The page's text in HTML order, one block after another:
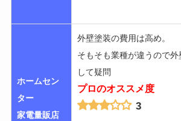
ホームセン
ター
家電量販店
外壁塗装の費用は高め。
そもそも業種が違うので外
して疑問
プロのオススメ度
3